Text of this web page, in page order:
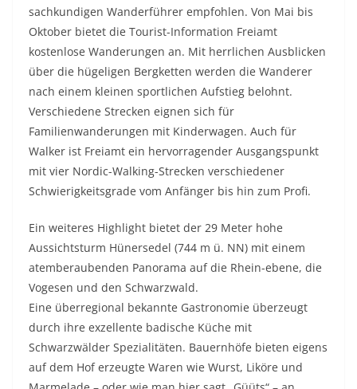
sachkundigen Wanderführer empfohlen. Von Mai bis
Oktober bietet die Tourist-Information Freiamt
kostenlose Wanderungen an. Mit herrlichen Ausblicken
über die hügeligen Bergketten werden die Wanderer
nach einem kleinen sportlichen Aufstieg belohnt.
Verschiedene Strecken eignen sich für
Familienwanderungen mit Kinderwagen. Auch für
Walker ist Freiamt ein hervorragender Ausgangspunkt
mit vier Nordic-Walking-Strecken verschiedener
Schwierigkeitsgrade vom Anfänger bis hin zum Profi.
Ein weiteres Highlight bietet der 29 Meter hohe
Aussichtsturm Hünersedel (744 m ü. NN) mit einem
atemberaubenden Panorama auf die Rhein-ebene, die
Vogesen und den Schwarzwald.
Eine überregional bekannte Gastronomie überzeugt
durch ihre exzellente badische Küche mit
Schwarzwälder Spezialitäten. Bauernhöfe bieten eigens
auf dem Hof erzeugte Waren wie Wurst, Liköre und